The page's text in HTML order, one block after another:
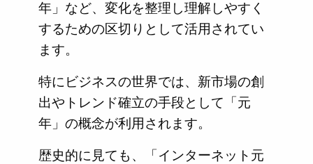
年」など、変化を整理し理解しやすく
するための区切りとして活用されてい
ます。
特にビジネスの世界では、新市場の創
出やトレンド確立の手段として「元
年」の概念が利用されます。
歴史的に見ても、「インターネット元